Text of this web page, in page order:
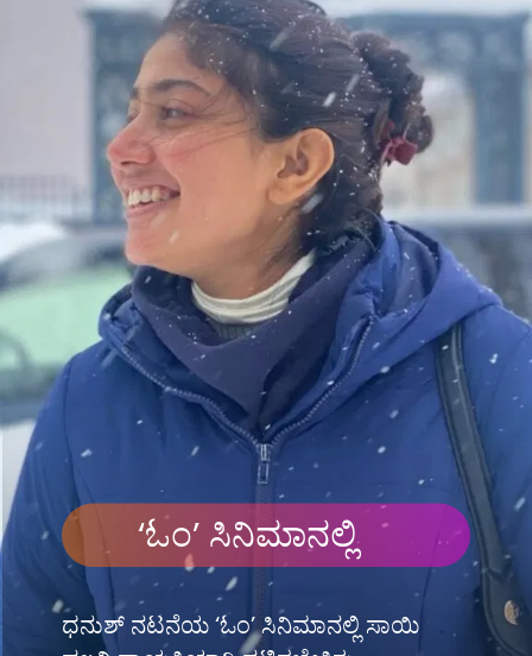
ಧನುಶ್ ನಟನೆಯ ‘ಓಂ’ ಸಿನಿಮಾನಲ್ಲಿ ಸಾಯಿ
‘ಓಂ’ ಸಿನಿಮಾನಲ್ಲಿ